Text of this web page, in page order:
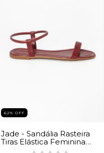
62% OFF
Jade - Sandália Rasteira
Tiras Elástica Feminina